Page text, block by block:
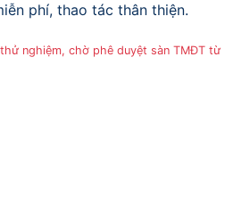
phí, thao tác thân thiện.
nghiệm, chờ phê duyệt sàn TMĐT từ